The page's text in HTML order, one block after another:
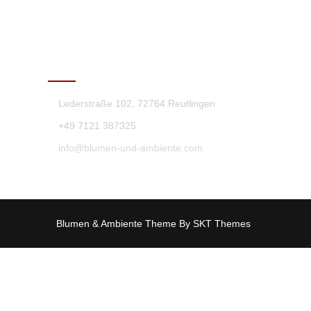
Lederstraße 102, 72764 Reutlingen
+49 7121 387325
info@blumen-und-ambiente.com
Blumen & Ambiente Theme By SKT Themes